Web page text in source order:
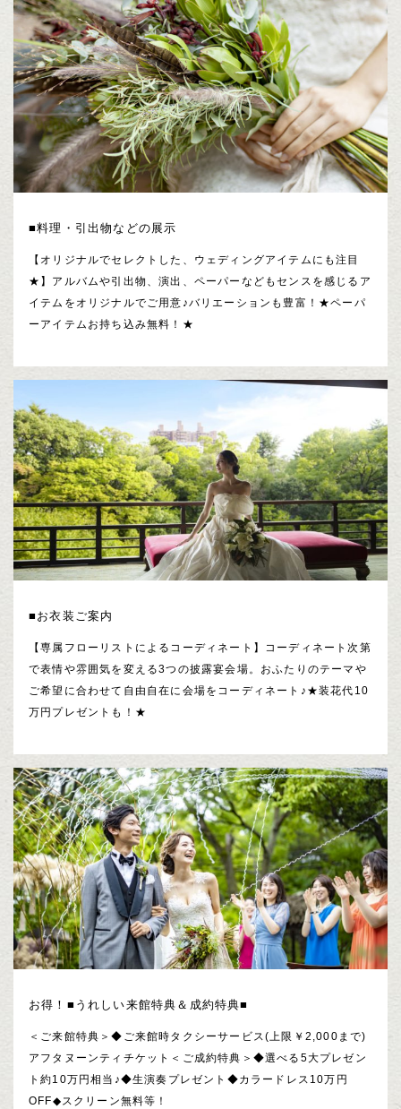
■料理・引出物などの展示
【オリジナルでセレクトした、ウェディングアイテムにも注目
★】アルバムや引出物、演出、ペーパーなどもセンスを感じるア
イテムをオリジナルでご用意♪バリエーションも豊富！★ペーパ
ーアイテムお持ち込み無料！★
■お衣装ご案内
【専属フローリストによるコーディネート】コーディネート次第
で表情や雰囲気を変える3つの披露宴会場。おふたりのテーマや
ご希望に合わせて自由自在に会場をコーディネート♪★装花代10
万円プレゼントも！★
お得！■うれしい来館特典＆成約特典■
＜ご来館特典＞◆ご来館時タクシーサービス(上限￥2,000まで)
アフタヌーンティチケット＜ご成約特典＞◆選べる5大プレゼン
ト約10万円相当♪◆生演奏プレゼント◆カラードレス10万円
OFF◆スクリーン無料等！